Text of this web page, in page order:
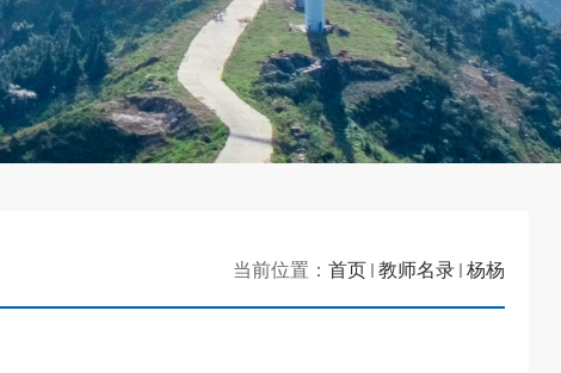
当前位置：首页 教师名录 杨杨